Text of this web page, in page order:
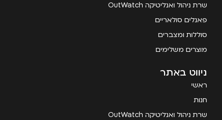
שרת ניהול ואנליטיקה OutWatch
פאנלים סולאריים
סוללות ומצברים
מוצרים משלימים
ניווט באתר
ראשי
חנות
שרת ניהול ואנליטיקה OutWatch